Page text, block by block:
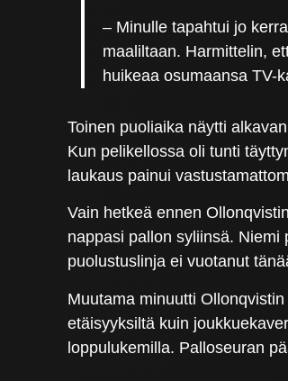
– Minulle tapahtui jo
maaliltaan. Harmittelin,
huikeaa osumaansa TV-
Toinen puoliaika näytti
Kun pelikellossa oli tunti
laukaus painui
Vain hetkeä ennen
nappasi pallon syliinsä.
puolustuslinja ei vuotanut
Muutama minuutti
etäisyyksiltä kuin
loppulukemilla. Palloseuran